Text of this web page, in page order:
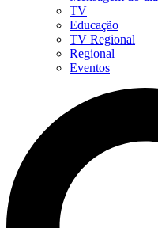
TV
Educação
TV Regional
Regional
Eventos